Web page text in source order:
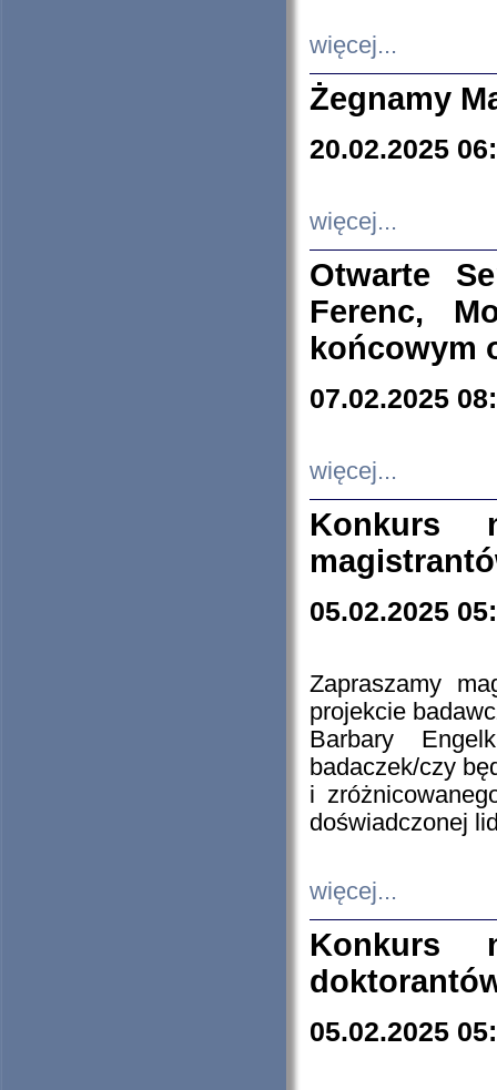
więcej...
Żegnamy
20.02.2025
więcej...
Otwarte
Ferenc,
końcowym
07.02.2025
więcej...
Konkurs
05.02.2025
Zapraszamy
projekcie
Barbary
badaczek/czy
i
doświadczonej
więcej...
Konkurs
05.02.2025